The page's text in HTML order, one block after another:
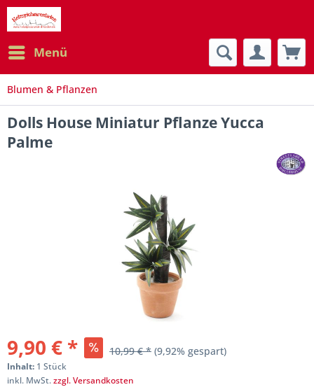
Menü
Blumen & Pflanzen
Dolls House Miniatur Pflanze Yucca
Palme
9,90 € * 10,99 € * (9,92% gespart)
Inhalt: 1 Stück
inkl. MwSt.zzgl. Versandkosten